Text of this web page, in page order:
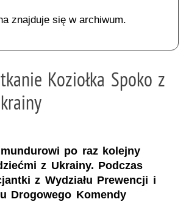
znajduje się w archiwum.
Koziołka Spoko z
po raz kolejny
z Ukrainy. Podczas
z Wydziału Prewencji i
Drogowego Komendy